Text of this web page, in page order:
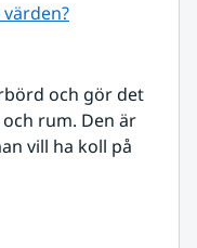
och gör det
rum. Den är
vill ha koll på